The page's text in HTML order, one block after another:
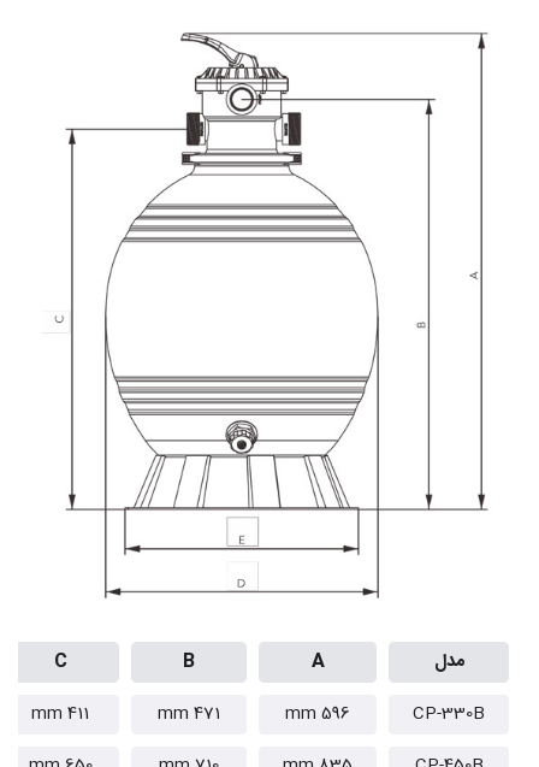
مدل A
B
C
CP-330B
596 mm
471 mm
411 mm